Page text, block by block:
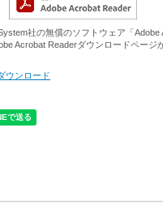
社の無償のソフトウェア「Adobe
Acrobat Readerダウンロードページ
ウンロード